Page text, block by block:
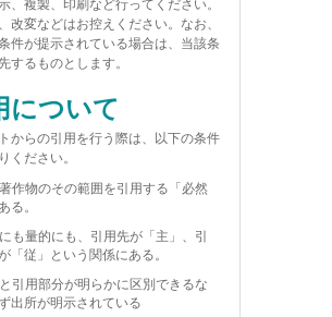
、複製、印刷など行ってください。
改変などはお控えください。なお、
件が提示されている場合は、当該条
するものとします。
について
からの引用を行う際は、以下の条件
ください。
作物のその範囲を引用する「必然
る。
も量的にも、引用先が「主」、引
「従」という関係にある。
引用部分が明らかに区別できるな
出所が明示されている